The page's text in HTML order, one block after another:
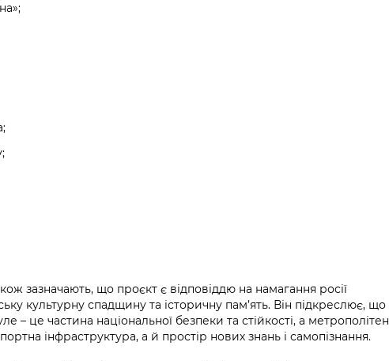
зазначають, що проєкт є відповіддю на намагання росії
культурну спадщину та історичну пам’ять. Він підкреслює, що
– це частина національної безпеки та стійкості, а метрополітен
інфраструктура, а й простір нових знань і самопізнання.